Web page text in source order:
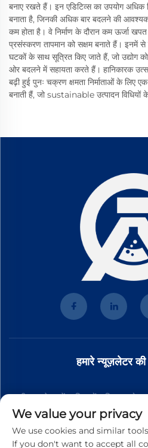
बनाए रखते हैं। इन एडिटिव्स का उपयोग अधिक
बनाता है, जिनकी अधिक बार बदलने की
कम होता है। वे निर्माण के दौरान कम ऊर्जा
प्रसंस्करण तापमान को सक्षम बनाते हैं। इनमें
घटकों के साथ सूत्रित किए जाते हैं, जो
ओर बदलने में सहायता करते हैं। हानिकारक
बढ़ी हुई पुनः चक्रण क्षमता निर्माताओं के लिए
बनाती हैं, जो sustainable उत्पादन विधियों के
हमारे न्यूज़लेटर
हमारी न्यूज़लेटर में शामिल हों ताकि आपको
अपडेट और अंतर्दृष्टि प्राप्त हो।
We value your privacy
We use cookies and similar
If you don't want to accept all